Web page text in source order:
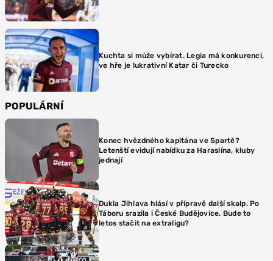
Kuchta si může vybírat. Legia má konkurenci,
ve hře je lukrativní Katar či Turecko
POPULÁRNÍ
Konec hvězdného kapitána ve Spartě?
Letenští evidují nabídku za Haraslína, kluby
jednají
Dukla Jihlava hlásí v přípravě další skalp. Po
Táboru srazila i České Budějovice. Bude to
letos stačit na extraligu?